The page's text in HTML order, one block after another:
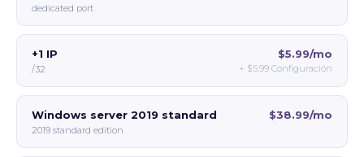
dedicated port
+1 IP
/32
$5.99/mo
+ $5.99 Configuración
Windows server 2019 standard
2019 standard edition
$38.99/mo